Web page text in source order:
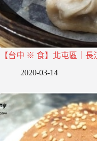
【台中 ※ 食】北屯區｜長
2020-03-14